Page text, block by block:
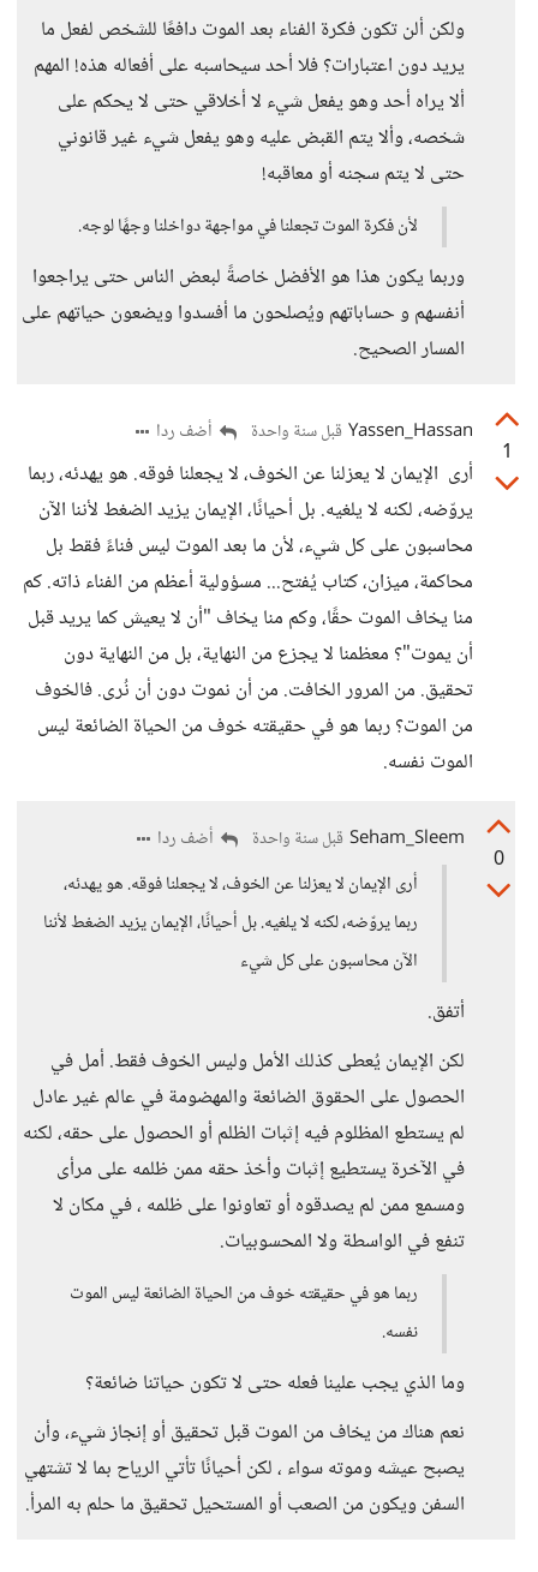
ولكن ألن تكون فكرة الفناء بعد الموت دافعًا للشخص لفعل ما
يريد دون اعتبارات؟ فلا أحد سيحاسبه على أفعاله هذه! المهم
ألا يراه أحد وهو يفعل شيء لا أخلاقي حتى لا يحكم على
شخصه، وألا يتم القبض عليه وهو يفعل شيء غير قانوني
حتى لا يتم سجنه أو معاقبه!
لأن فكرة الموت تجعلنا في مواجهة دواخلنا وجهًا لوجه.
وربما يكون هذا هو الأفضل خاصةً لبعض الناس حتى يراجعوا
أنفسهم و حساباتهم ويُصلحون ما أفسدوا ويضعون حياتهم على
المسار الصحيح.
1
Yassen_Hassan قبل سنة واحدة أضف ردا
أرى الإيمان لا يعزلنا عن الخوف، لا يجعلنا فوقه. هو يهدئه، ربما
يروّضه، لكنه لا يلغيه. بل أحيانًا، الإيمان يزيد الضغط لأننا الآن
محاسبون على كل شيء، لأن ما بعد الموت ليس فناءً فقط بل
محاكمة، ميزان، كتاب يُفتح... مسؤولية أعظم من الفناء ذاته. كم
منا يخاف الموت حقًا، وكم منا يخاف "أن لا يعيش كما يريد قبل
أن يموت"؟ معظمنا لا يجزع من النهاية، بل من النهاية دون
تحقيق. من المرور الخافت. من أن نموت دون أن نُرى. فالخوف
من الموت؟ ربما هو في حقيقته خوف من الحياة الضائعة ليس
الموت نفسه.
0
Seham_Sleem قبل سنة واحدة
أضف ردا
أرى الإيمان لا يعزلنا عن الخوف، لا يجعلنا فوقه. هو يهدئه،
ربما يروّضه، لكنه لا يلغيه. بل أحيانًا، الإيمان يزيد الضغط لأننا
الآن محاسبون على كل شيء
أتفق.
لكن الإيمان يُعطى كذلك الأمل وليس الخوف فقط. أمل في
الحصول على الحقوق الضائعة والمهضومة في عالم غير عادل
لم يستطع المظلوم فيه إثبات الظلم أو الحصول على حقه، لكنه
في الآخرة يستطيع إثبات وأخذ حقه ممن ظلمه على مرأى
ومسمع ممن لم يصدقوه أو تعاونوا على ظلمه ، في مكان لا
تنفع في الواسطة ولا المحسوبيات.
ربما هو في حقيقته خوف من الحياة الضائعة ليس الموت
نفسه.
وما الذي يجب علينا فعله حتى لا تكون حياتنا ضائعة؟
نعم هناك من يخاف من الموت قبل تحقيق أو إنجاز شيء، وأن
يصبح عيشه وموته سواء ، لكن أحيانًا تأتي الرياح بما لا تشتهي
السفن ويكون من الصعب أو المستحيل تحقيق ما حلم به المرأ.